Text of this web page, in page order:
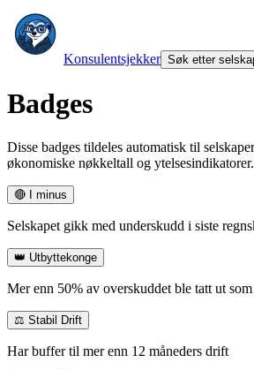
Konsulentsjekker Søk etter
Badges
Disse badges tildeles automatisk til
økonomiske nøkkeltall og ytelsesindikatorer.
🔴 I minus
Selskapet gikk med underskudd i siste
👑 Utbyttekonge
Mer enn 50% av overskuddet ble tatt ut
⚖️ Stabil Drift
Har buffer til mer enn 12 måneders drift